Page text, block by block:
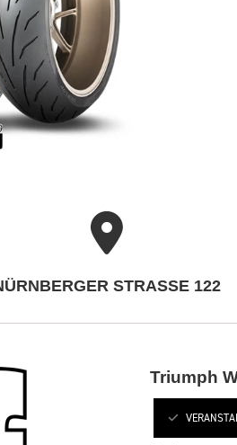
STRASSE 122
Triumph